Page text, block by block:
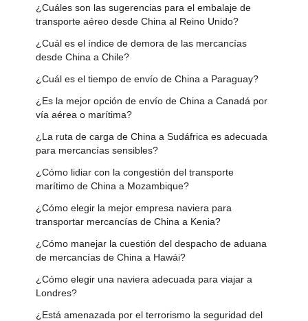
¿Cuáles son las sugerencias para el embalaje de
transporte aéreo desde China al Reino Unido?
¿Cuál es el índice de demora de las mercancías
desde China a Chile?
¿Cuál es el tiempo de envío de China a Paraguay?
¿Es la mejor opción de envío de China a Canadá por
vía aérea o marítima?
¿La ruta de carga de China a Sudáfrica es adecuada
para mercancías sensibles?
¿Cómo lidiar con la congestión del transporte
marítimo de China a Mozambique?
¿Cómo elegir la mejor empresa naviera para
transportar mercancías de China a Kenia?
¿Cómo manejar la cuestión del despacho de aduana
de mercancías de China a Hawái?
¿Cómo elegir una naviera adecuada para viajar a
Londres?
¿Está amenazada por el terrorismo la seguridad del